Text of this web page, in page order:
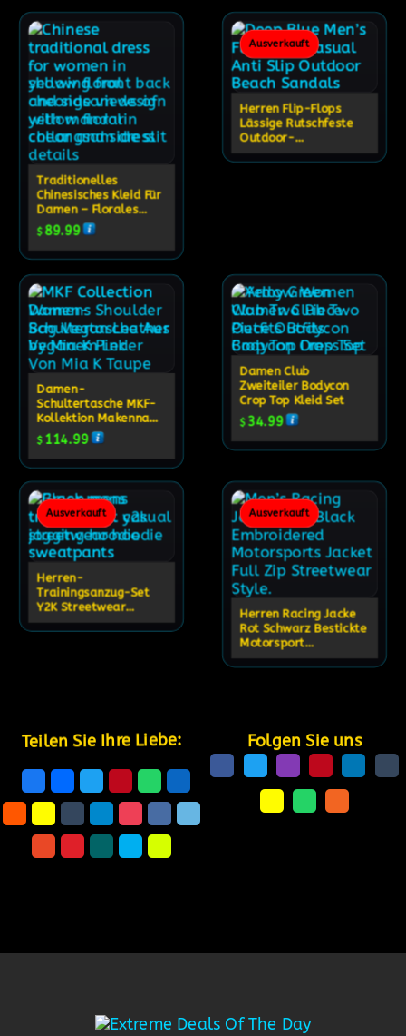
Traditionelles
Chinesisches Kleid Für
Damen – Florales
Cheongsam-
Abendkleid
$89.99
Ausverkauft
Herren Flip-Flops
Lässige Rutschfeste
Outdoor-
Strandsandalen
Damen-
Schultertasche MKF-
Kollektion Makenna
Aus Veganem Leder
Mit Gestepptem
Design
$ 114.99
Damen Club
Zweiteiler Bodycon
Crop Top Kleid Set
$ 34.99
Ausverkauft
Herren-
Trainingsanzug-Set
Y2K Streetwear
Hoodie Jogginghosen-
Set
Ausverkauft
Herren Racing Jacke
Rot Schwarz Bestickte
Motorsport
Reißverschlussjacke
Teilen Sie Ihre Liebe: Folgen Sie uns